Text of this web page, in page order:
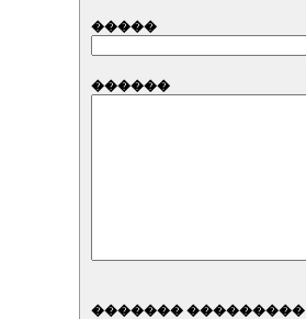
�����
������
������� ���������